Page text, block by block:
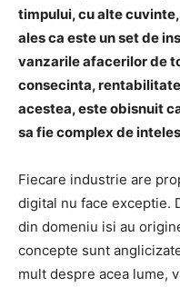
timpului, cu alte
ales ca este un set de
vanzarile afacerilor de
consecinta,
acestea, este obisnuit
sa fie complex de
Fiecare industrie are
digital nu face exceptie.
din domeniu isi au
concepte sunt
mult despre acea lume,